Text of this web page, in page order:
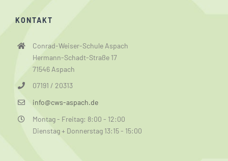
KONTAKT
Conrad-Weiser-Schule Aspach
Hermann-Schadt-Straße 17
71546 Aspach
07191 / 20313
info@cws-aspach.de
Montag - Freitag: 8:00 - 12:00
Dienstag + Donnerstag 13:15 - 15:00